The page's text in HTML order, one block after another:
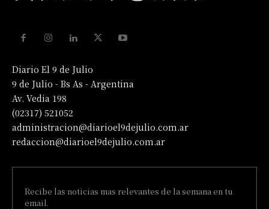
Diario El 9 de Julio
9 de Julio - Bs As - Argentina
Av. Vedia 198
(02317) 521052
administracion@diarioel9dejulio.com.ar
redaccion@diarioel9dejulio.com.ar
Recibe las noticias mas relevantes de la semana en tu
email.